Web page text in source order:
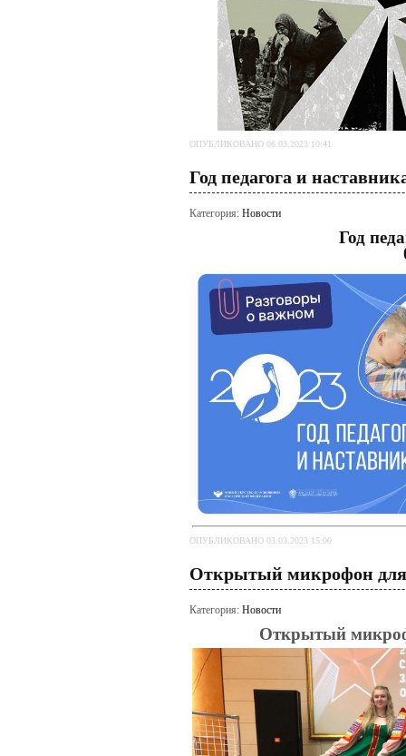
ОПУБЛИКОВАНО 06.03.2023 10:41
Год педагога и
Категория: Новости
Год
ОПУБЛИКОВАНО 03.03.2023 15:00
Открытый микрофон для
Категория: Новости
Открытый